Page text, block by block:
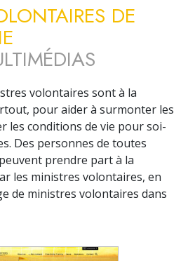
DE
volontaires sont à la
pour aider à surmonter les
les conditions de vie pour soi-
Des personnes de toutes
prendre part à la
les ministres volontaires, en
de ministres volontaires dans